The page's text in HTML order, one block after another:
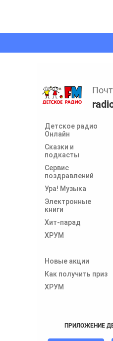
Детское радио
Онлайн
Сказки и
подкасты
Сервис
поздравлений
Ура! Музыка
Электронные
книги
Хит-парад
ХРУМ
Новые акции
Как получить приз
ХРУМ
ПРИЛОЖЕНИЕ